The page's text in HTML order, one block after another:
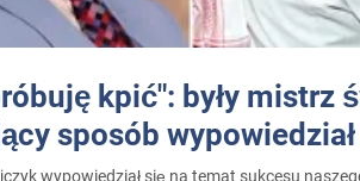
kpić": były mistrz
sposób
wypowiedział się na temat sukcesu